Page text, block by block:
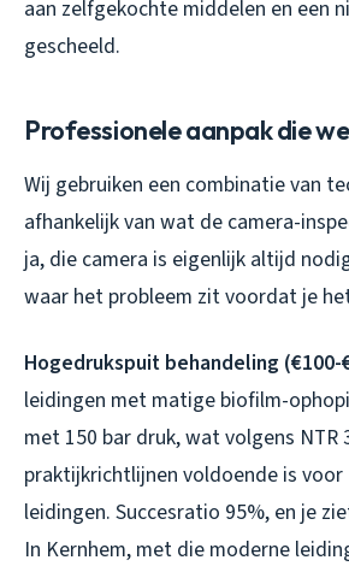
aan zelfgekochte middelen en een
gescheeld.
Professionele aanpak die
Wij gebruiken een combinatie van
afhankelijk van wat de camera-
ja, die camera is eigenlijk altijd
waar het probleem zit voordat je
Hogedrukspuit behandeling (€100-
leidingen met matige biofilm-
met 150 bar druk, wat volgens NTR
praktijkrichtlijnen voldoende is voor
leidingen. Succesratio 95%, en je
In Kernhem, met die moderne